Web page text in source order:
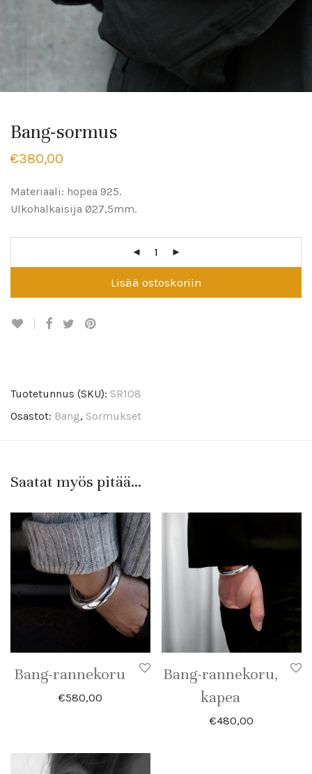
Bang-sormus
€380,00
Materiaali: hopea 925.
Ulkohalkaisija Ø27,5mm.
Lisää ostoskoriin
Tuotetunnus (SKU): SR108
Osastot: Bang, Sormukset
Saatat myös pitää...
Bang-rannekoru
€580,00
Bang-rannekoru,
kapea
€480,00